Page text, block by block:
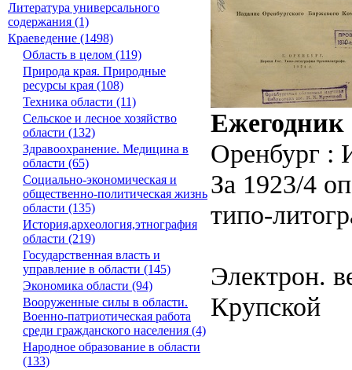
Литература универсального
содержания (1)
Краеведение (1498)
Область в целом (119)
Природа края. Природные
ресурсы края (108)
Техника области (11)
Сельское и лесное хозяйство
области (132)
Здравоохранение. Медицина в
области (65)
Социально-экономическая и
общественно-политическая жизнь
области (135)
История,археология,этнография
области (219)
Государственная власть и
управление в области (145)
Экономика области (94)
Вооруженные силы в области.
Военно-патриотическая работа
среди гражданского населения (4)
Народное образование в области
(133)
Оренбург :
За 1923/4
типо-
Электрон.
Крупской